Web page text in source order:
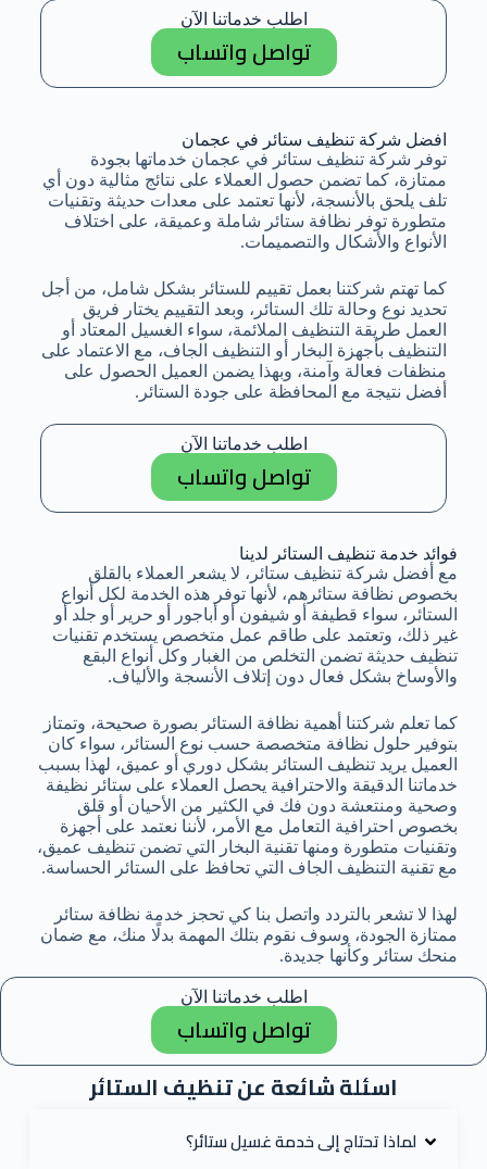
اطلب خدماتنا الآن
تواصل واتساب
افضل شركة تنظيف ستائر في عجمان
توفر شركة تنظيف ستائر في عجمان خدماتها بجودة
ممتازة، كما تضمن حصول العملاء على نتائج مثالية دون أي
تلف يلحق بالأنسجة، لأنها تعتمد على معدات حديثة وتقنيات
متطورة توفر نظافة ستائر شاملة وعميقة، على اختلاف
الأنواع والأشكال والتصميمات.
كما تهتم شركتنا بعمل تقييم للستائر بشكل شامل، من أجل
تحديد نوع وحالة تلك الستائر، وبعد التقييم يختار فريق
العمل طريقة التنظيف الملائمة، سواء الغسيل المعتاد أو
التنظيف بأجهزة البخار أو التنظيف الجاف، مع الاعتماد على
منظفات فعالة وآمنة، وبهذا يضمن العميل الحصول على
أفضل نتيجة مع المحافظة على جودة الستائر.
اطلب خدماتنا الآن
تواصل واتساب
فوائد خدمة تنظيف الستائر لدينا
مع أفضل شركة تنظيف ستائر، لا يشعر العملاء بالقلق
بخصوص نظافة ستائرهم، لأنها توفر هذه الخدمة لكل أنواع
الستائر، سواء قطيفة أو شيفون أو أباجور أو حرير أو جلد أو
غير ذلك، وتعتمد على طاقم عمل متخصص يستخدم تقنيات
تنظيف حديثة تضمن التخلص من الغبار وكل أنواع البقع
والأوساخ بشكل فعال دون إتلاف الأنسجة والألياف.
كما تعلم شركتنا أهمية نظافة الستائر بصورة صحيحة، وتمتاز
بتوفير حلول نظافة متخصصة حسب نوع الستائر، سواء كان
العميل يريد تنظيف الستائر بشكل دوري أو عميق، لهذا بسبب
خدماتنا الدقيقة والاحترافية يحصل العملاء على ستائر نظيفة
وصحية ومنتعشة دون فك في الكثير من الأحيان أو قلق
بخصوص احترافية التعامل مع الأمر، لأننا نعتمد على أجهزة
وتقنيات متطورة ومنها تقنية البخار التي تضمن تنظيف عميق،
مع تقنية التنظيف الجاف التي تحافظ على الستائر الحساسة.
لهذا لا تشعر بالتردد واتصل بنا كي تحجز خدمة نظافة ستائر
ممتازة الجودة، وسوف نقوم بتلك المهمة بدلًا منك، مع ضمان
منحك ستائر وكأنها جديدة.
اطلب خدماتنا الآن
تواصل واتساب
اسئلة شائعة عن تنظيف الستائر
لماذا تحتاج إلى خدمة غسيل ستائر؟